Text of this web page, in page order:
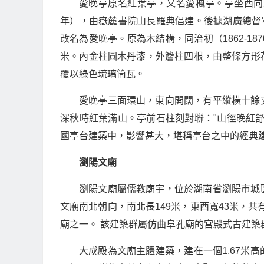
愛晚亭原名紅葉亭，又名愛楓亭。亭坐西
年），由嶽麓書院山長羅典倡建。後據湖廣總
改名為愛晚亭。原為木結構，同治初（1862-
米。內金柱圓木丹漆，外簷柱四根，由整條方
覆以綠色琉璃筒瓦。
愛晚亭三面環山，東向開闊，有平縱橫十
深秋時紅葉滿山。亭前石柱刻對聯："山徑晚紅
國亭台建築中，影響甚大，堪稱亭台之中的經典
瀏陽文廟
瀏陽文廟屬儒教廟宇，位於湖南省瀏陽市
文廟南北朝向，南北長149米，東西寬43米，
廟之一。 該建築群屬仿曲阜孔廟的宮殿式古建
大成殿為文廟主體建築，建在一個1.67米